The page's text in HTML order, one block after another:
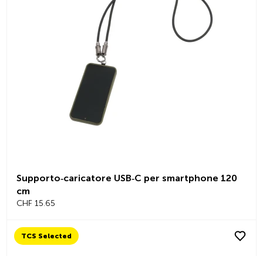
Supporto‑caricatore USB‑C per smartphone 120
cm
CHF 15.65
TCS Selected